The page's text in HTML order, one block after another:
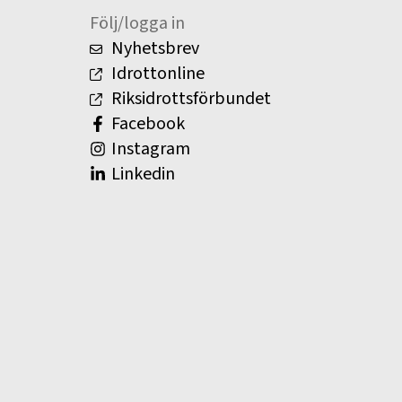
Följ/logga in
Nyhetsbrev
Idrottonline
Riksidrottsförbundet
Facebook
Instagram
Linkedin